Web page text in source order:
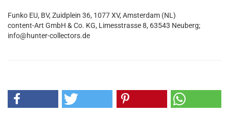
Funko EU, BV, Zuidplein 36, 1077 XV, Amsterdam (NL)
content-Art GmbH & Co. KG, Limesstrasse 8, 63543 Neuberg;
info@hunter-collectors.de